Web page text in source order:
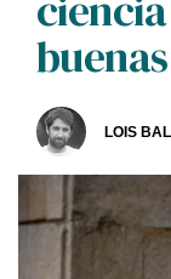
LOIS